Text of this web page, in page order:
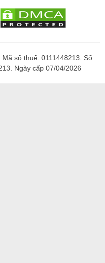
số thuế: 0111448213. Số
Ngày cấp 07/04/2026